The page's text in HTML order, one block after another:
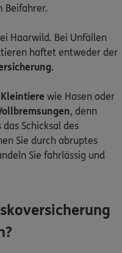
Beifahrer.
Haarwild. Bei Unfällen
haftet entweder der
.
Kleintiere wie Hasen oder
, denn
Schicksal des
Sie durch abruptes
Sie fahrlässig und